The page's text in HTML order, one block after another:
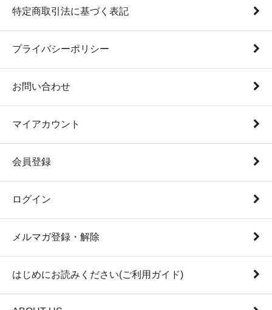
特定商取引法に基づく表記
プライバシーポリシー
お問い合わせ
マイアカウント
会員登録
ログイン
メルマガ登録・解除
はじめにお読みください(ご利用ガイド)